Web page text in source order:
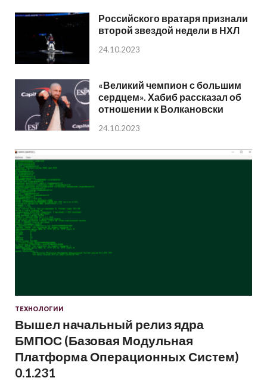
Российского вратаря признали
второй звездой недели в НХЛ
24.10.2023
«Великий чемпион с большим
сердцем». Хабиб рассказал об
отношении к Волкановски
24.10.2023
ТЕХНОЛОГИИ
Вышел начальный релиз ядра
БМПОС (Базовая Модульная
Платформа Операционных Систем)
0.1.231